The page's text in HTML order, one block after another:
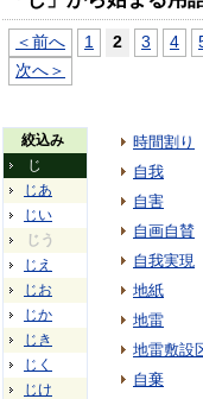
＜前へ 1 2 3 4
次へ＞
絞込み
じ
じあ
じい
じう
じえ
じお
じか
じき
じく
じけ
時間割り
自我
自害
自画自賛
自我実現
地紙
地雷
地雷敷設
自棄